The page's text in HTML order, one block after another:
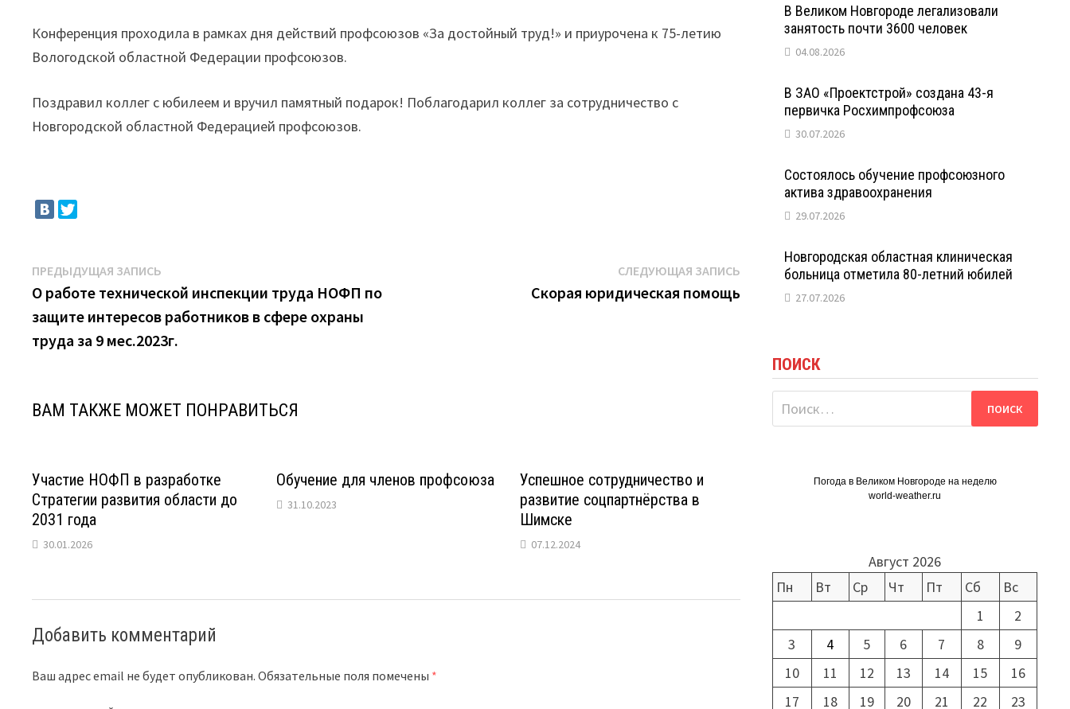
Конференция проходила в рамках дня действий профсоюзов «За достойный труд!» и приурочена к 75-летию
Вологодской областной Федерации профсоюзов.
Поздравил коллег с юбилеем и вручил памятный подарок! Поблагодарил коллег за сотрудничество с
Новгородской областной Федерацией профсоюзов.
Навигация
по
записям
ПРЕДЫДУЩАЯ ЗАПИСЬ
запись:
О работе технической инспекции труда НОФП по
защите интересов работников в сфере охраны
труда за 9 мес.2023г.
СЛЕДУЮЩАЯ ЗАПИСЬСледующая
запись:
Скорая юридическая помощь
ВАМ ТАКЖЕ МОЖЕТ ПОНРАВИТЬСЯ
Участие НОФП в разработке
Стратегии развития области до
2031 года
30.01.2026
Обучение для членов профсоюза
31.10.2023
Успешное сотрудничество и
развитие соцпартнёрства в
Шимске
07.12.2024
Добавить комментарий
Ваш адрес email не будет опубликован. Обязательные поля помечены *
В Великом Новгороде легализовали
занятость почти 3600 человек
04.08.2026
В ЗАО «Проектстрой» создана 43-я
первичка Росхимпрофсоюза
30.07.2026
Состоялось обучение профсоюзного
актива здравоохранения
29.07.2026
Новгородская областная клиническая
больница отметила 80-летний юбилей
27.07.2026
ПОИСК
Найти:
Погода в Великом Новгороде на неделю
world-weather.ru
Август 2026
Пн
Вт Ср Чт Пт Сб
Вс
1
2
3
4 5 6 7 8
9
10
11 12 13 14 15
16
17
18 19 20 21 22
23